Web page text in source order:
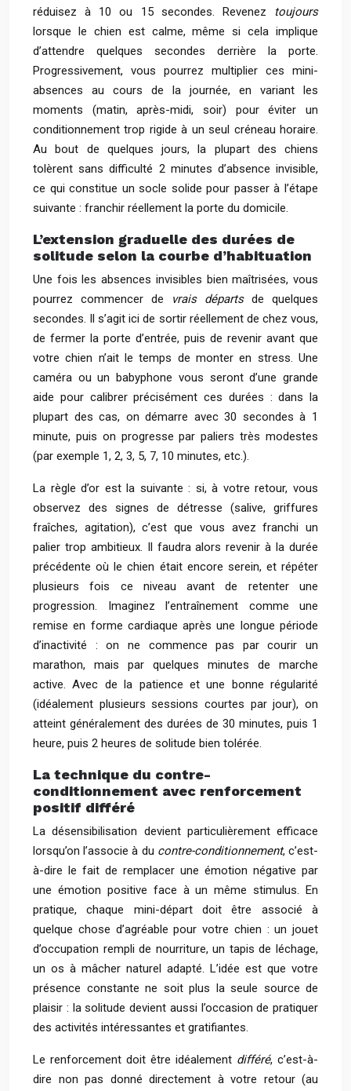
réduisez à 10 ou 15 secondes. Revenez
toujours
lorsque le chien est calme, même si cela implique
d’attendre quelques secondes derrière la porte.
Progressivement, vous pourrez multiplier ces mini-
absences au cours de la journée, en variant les
moments (matin, après-midi, soir) pour éviter un
conditionnement trop rigide à un seul créneau horaire.
Au bout de quelques jours, la plupart des chiens
tolèrent sans difficulté 2 minutes d’absence invisible,
ce qui constitue un socle solide pour passer à l’étape
suivante : franchir réellement la porte du domicile.
L’extension graduelle des durées de
solitude selon la courbe d’habituation
Une fois les absences invisibles bien maîtrisées, vous
pourrez commencer de
vrais départsde quelques
secondes. Il s’agit ici de sortir réellement de chez vous,
de fermer la porte d’entrée, puis de revenir avant que
votre chien n’ait le temps de monter en stress. Une
caméra ou un babyphone vous seront d’une grande
aide pour calibrer précisément ces durées : dans la
plupart des cas, on démarre avec 30 secondes à 1
minute, puis on progresse par paliers très modestes
(par exemple 1, 2, 3, 5, 7, 10 minutes, etc.).
La règle d’or est la suivante : si, à votre retour, vous
observez des signes de détresse (salive, griffures
fraîches, agitation), c’est que vous avez franchi un
palier trop ambitieux. Il faudra alors revenir à la durée
précédente où le chien était encore serein, et répéter
plusieurs fois ce niveau avant de retenter une
progression. Imaginez l’entraînement comme une
remise en forme cardiaque après une longue période
d’inactivité : on ne commence pas par courir un
marathon, mais par quelques minutes de marche
active. Avec de la patience et une bonne régularité
(idéalement plusieurs sessions courtes par jour), on
atteint généralement des durées de 30 minutes, puis 1
heure, puis 2 heures de solitude bien tolérée.
La technique du contre-
conditionnement avec renforcement
positif différé
La désensibilisation devient particulièrement efficace
lorsqu’on l’associe à du contre-conditionnement, c’est-
à-dire le fait de remplacer une émotion négative par
une émotion positive face à un même stimulus. En
pratique, chaque mini-départ doit être associé à
quelque chose d’agréable pour votre chien : un jouet
d’occupation rempli de nourriture, un tapis de léchage,
un os à mâcher naturel adapté. L’idée est que votre
présence constante ne soit plus la seule source de
plaisir : la solitude devient aussi l’occasion de pratiquer
des activités intéressantes et gratifiantes.
Le renforcement doit être idéalement différé, c’est-à-
dire non pas donné directement à votre retour (au